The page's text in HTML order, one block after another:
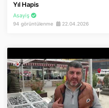
Yıl Hapis
Asayiş
94 görüntülenme 22.04.2026